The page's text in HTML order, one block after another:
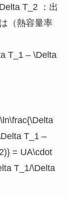
T_2 ：出
（熱容量率
T_1 – \Delta
T_1 –
= UA\cdot
T_1/\Delta